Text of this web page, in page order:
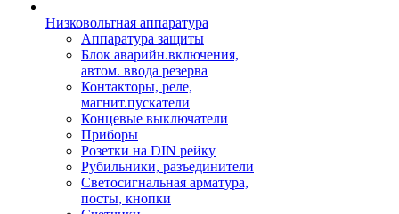
Низковольтная аппаратура
Аппаратура защиты
Блок аварийн.включения,
автом. ввода резерва
Контакторы, реле,
магнит.пускатели
Концевые выключатели
Приборы
Розетки на DIN рейку
Рубильники, разъединители
Светосигнальная арматура,
посты, кнопки